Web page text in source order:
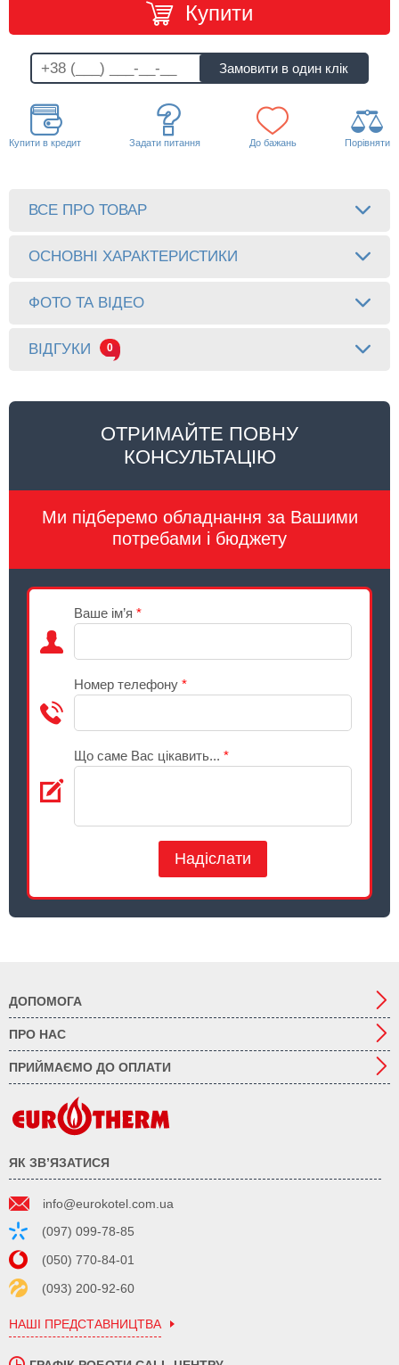
Купити
Купити в кредит Задати питання До бажань Порівняти
ВСЕ ПРО ТОВАР
ОСНОВНІ ХАРАКТЕРИСТИКИ
ФОТО ТА ВІДЕО
ВІДГУКИ 0
ОТРИМАЙТЕ ПОВНУ
КОНСУЛЬТАЦІЮ
Ми підберемо обладнання за Вашими
потребами і бюджету
Ваше ім’я *
Номер телефону *
Що саме Вас цікавить... *
Надіслати
ДОПОМОГА
ПРО НАС
ПРИЙМАЄМО ДО ОПЛАТИ
ЯК ЗВ’ЯЗАТИСЯ
info@eurokotel.com.ua
(097) 099-78-85
(050) 770-84-01
(093) 200-92-60
НАШІ ПРЕДСТАВНИЦТВА